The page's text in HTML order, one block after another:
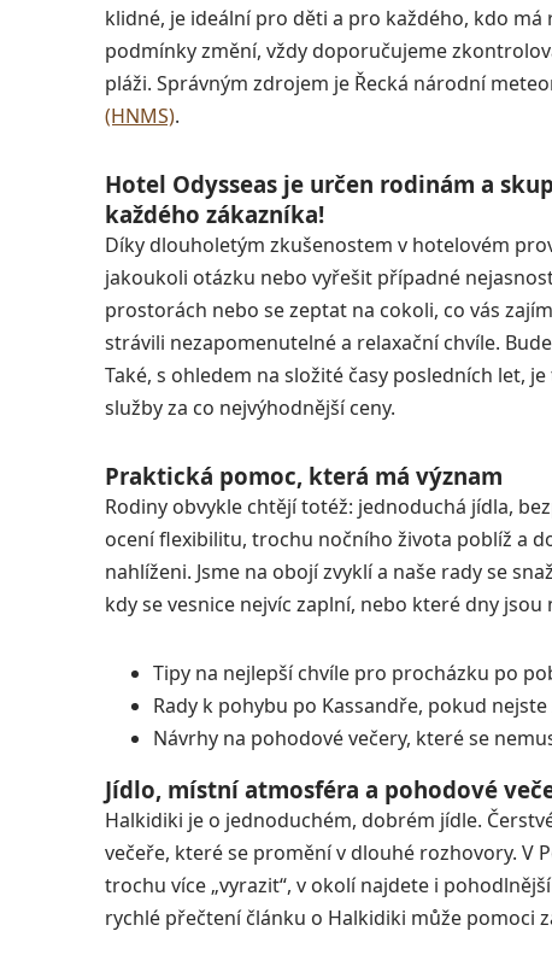
klidné, je ideální pro děti a pro každého, kdo
podmínky změní, vždy doporučujeme
pláži. Správným zdrojem je Řecká národní
(HNMS).
Hotel Odysseas je určen rodinám a
každého zákazníka!
Díky dlouholetým zkušenostem v hotelovém
jakoukoli otázku nebo vyřešit případné
prostorách nebo se zeptat na cokoli, co vás
strávili nezapomenutelné a relaxační chvíle.
Také, s ohledem na složité časy posledních let,
služby za co nejvýhodnější ceny.
Praktická pomoc, která má význam
Rodiny obvykle chtějí totéž: jednoduchá jídla,
ocení flexibilitu, trochu nočního života poblíž a
nahlíženi. Jsme na obojí zvyklí a naše rady se
kdy se vesnice nejvíc zaplní, nebo které dny
Tipy na nejlepší chvíle pro procházku po
Rady k pohybu po Kassandře, pokud
Návrhy na pohodové večery, které se
Jídlo, místní atmosféra a pohodové
Halkidiki je o jednoduchém, dobrém jídle.
večeře, které se promění v dlouhé rozhovory. V
trochu více „vyrazit“, v okolí najdete i
rychlé přečtení článku o Halkidiki může pomoci